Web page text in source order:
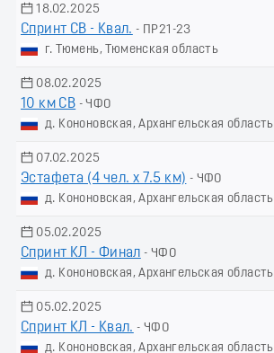
18.02.2025
Спринт СВ - Квал. - ПР21-23
г. Тюмень, Тюменская область
08.02.2025
10 км СВ - ЧФО
д. Кононовская, Архангельская область
07.02.2025
Эстафета (4 чел. х 7.5 км) - ЧФО
д. Кононовская, Архангельская область
05.02.2025
Спринт КЛ - Финал - ЧФО
д. Кононовская, Архангельская область
05.02.2025
Спринт КЛ - Квал. - ЧФО
д. Кононовская, Архангельская область